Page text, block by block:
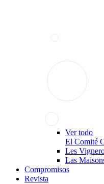
Ver todo
El Comité
Les
Las
Compromisos
Revista